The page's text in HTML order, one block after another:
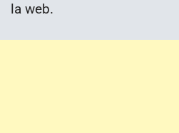
la web.